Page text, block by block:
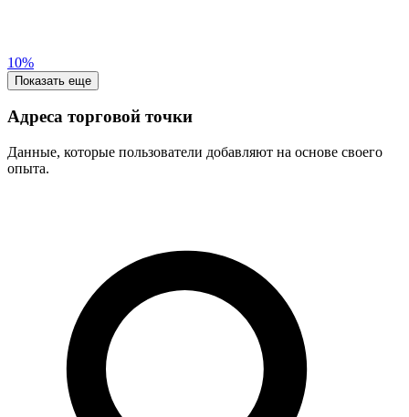
10%
Показать еще
Адреса торговой точки
Данные, которые пользователи добавляют на основе своего
опыта.